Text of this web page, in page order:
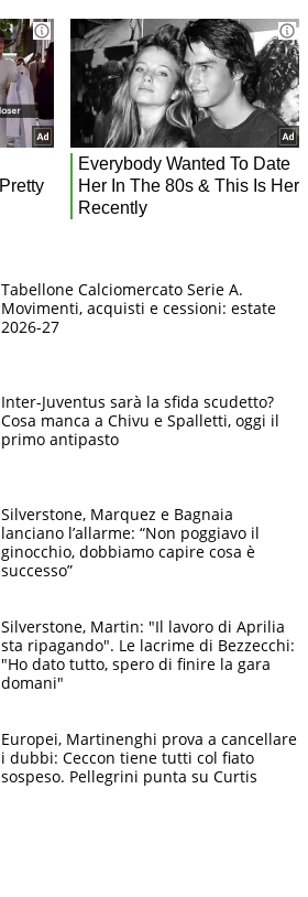
Tabellone Calciomercato Serie A.
Movimenti, acquisti e cessioni: estate
2026-27
Inter-Juventus sarà la sfida scudetto?
Cosa manca a Chivu e Spalletti, oggi il
primo antipasto
Silverstone, Marquez e Bagnaia
lanciano l’allarme: “Non poggiavo il
ginocchio, dobbiamo capire cosa è
successo”
Silverstone, Martin: "Il lavoro di Aprilia
sta ripagando". Le lacrime di Bezzecchi:
"Ho dato tutto, spero di finire la gara
domani"
Europei, Martinenghi prova a cancellare
i dubbi: Ceccon tiene tutti col fiato
sospeso. Pellegrini punta su Curtis